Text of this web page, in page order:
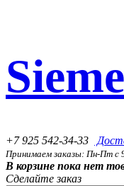
+7 925 542-34-33
Принимаем заказы: Пн-Пт с
В корзине пока нет
Сделайте заказ